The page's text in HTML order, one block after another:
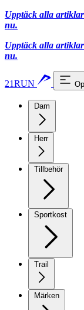
Upptäck alla
nu.
Upptäck alla
nu.
21RUN
Dam
Herr
Tillbehör
Sportkost
Trail
Märken